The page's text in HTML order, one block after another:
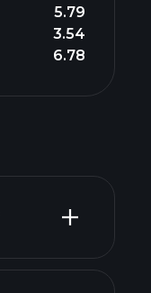
5.79
3.54
6.78